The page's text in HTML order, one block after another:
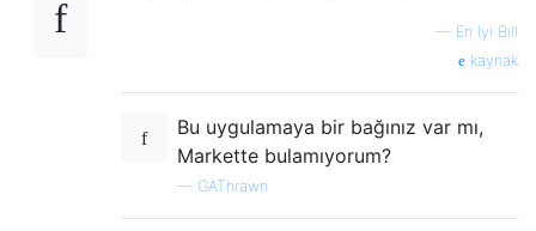
— En İyi Bill
kaynak
Bu uygulamaya bir bağınız var mı,
Markette bulamıyorum?
— GAThrawn